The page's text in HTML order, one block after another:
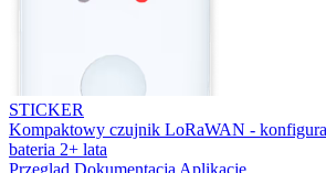
STICKER
Kompaktowy czujnik LoRaWAN -
bateria 2+ lata
Przegląd Dokumentacja Aplikacje